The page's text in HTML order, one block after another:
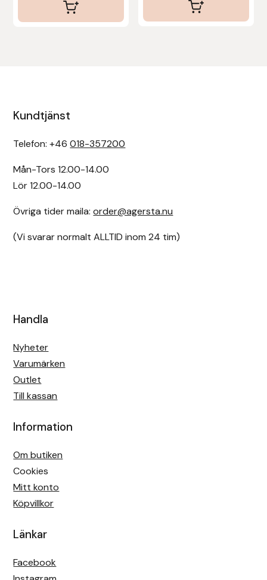
Kundtjänst
Telefon: +46018-357200
Mån-Tors 12.00-14.00
Lör 12.00-14.00
Övriga tider maila:order@agersta.nu
(Vi svarar normalt ALLTID inom 24 tim)
Handla
Nyheter
Varumärken
Outlet
Till kassan
Information
Om butiken
Cookies
Mitt konto
Köpvillkor
Länkar
Facebook
Wintec